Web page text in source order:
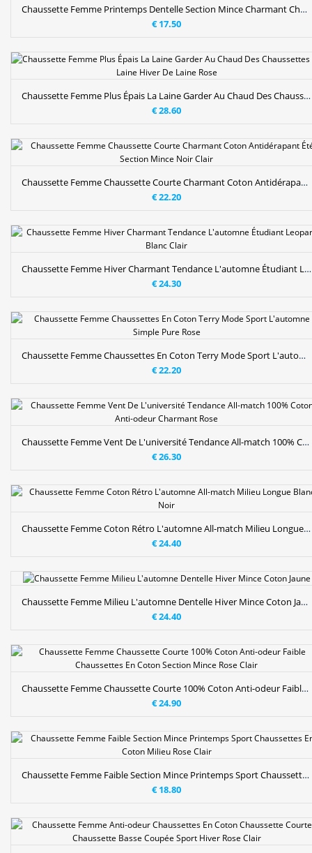
Chaussette Femme Printemps Dentelle Section Mince Charmant Chaussette Basse Coupée Perle Gris
€ 17.50
Chaussette Femme Plus Épais La Laine Garder Au Chaud Des Chaussettes En Laine Hiver De Laine Rose
€ 28.60
Chaussette Femme Chaussette Courte Charmant Coton Antidérapant Été Section Mince Noir Clair
€ 22.20
Chaussette Femme Hiver Charmant Tendance L'automne Étudiant Leopard Blanc Clair
€ 24.30
Chaussette Femme Chaussettes En Coton Terry Mode Sport L'automne Simple Pure Rose
€ 22.20
Chaussette Femme Vent De L'université Tendance All-match 100% Coton Anti-odeur Charmant Rose
€ 26.30
Chaussette Femme Coton Rétro L'automne All-match Milieu Longue Blanc Noir
€ 24.40
Chaussette Femme Milieu L'automne Dentelle Hiver Mince Coton Jaune
€ 24.40
Chaussette Femme Chaussette Courte 100% Coton Anti-odeur Faible Chaussettes En Coton Section Mince Rose Clair
€ 24.90
Chaussette Femme Faible Section Mince Printemps Sport Chaussettes En Coton Milieu Rose Clair
€ 18.80